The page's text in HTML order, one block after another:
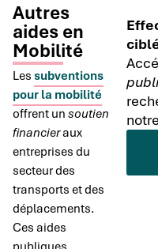
Autres
aides en
Mobilité
Les subventions
pour la mobilité
offrent un soutien
financieraux
entreprises du
secteur des
transports et des
déplacements.
Ces aides